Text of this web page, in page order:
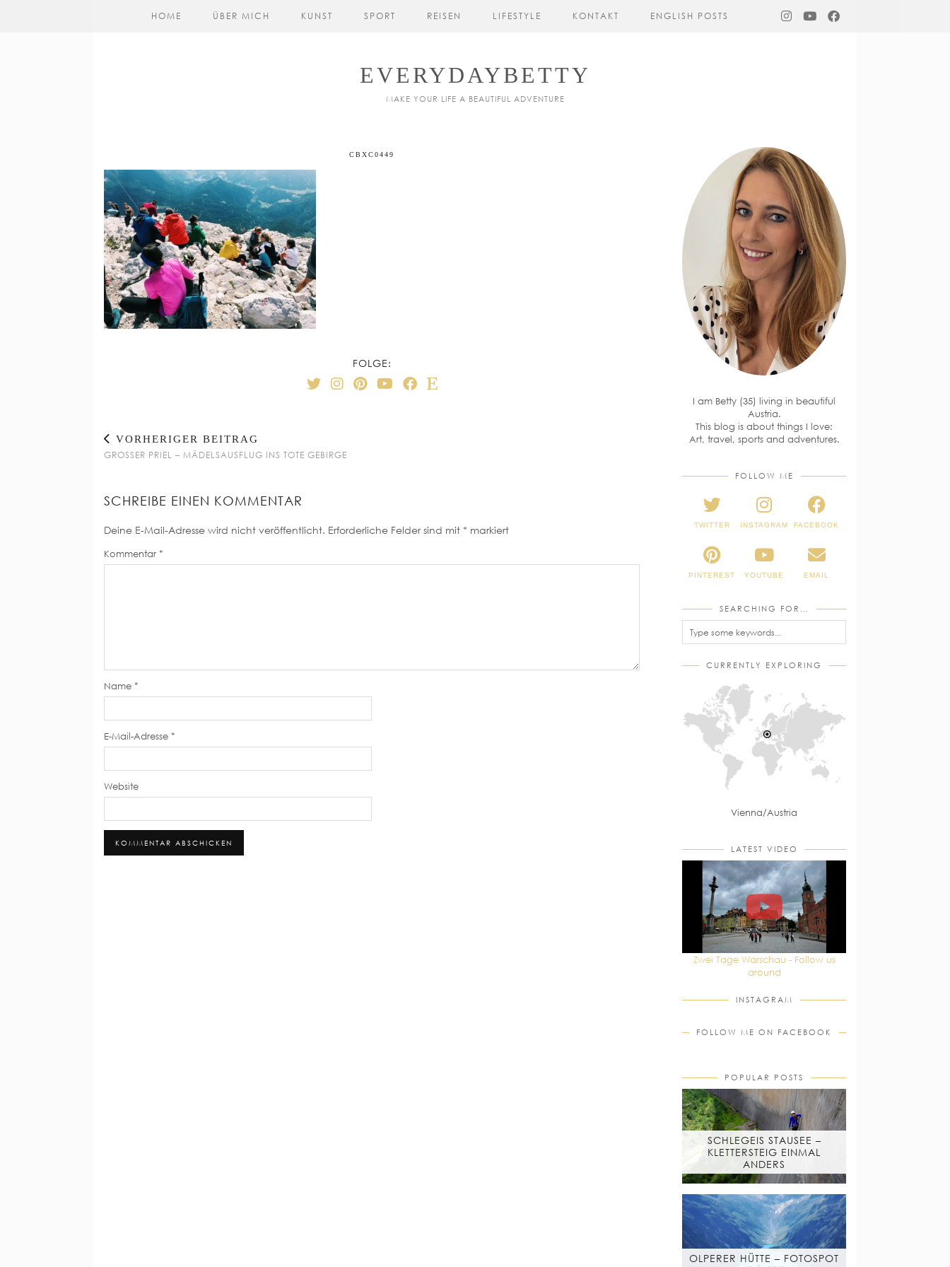
EVERYDAYBETTY
MAKE YOUR LIFE A BEAUTIFUL ADVENTURE
HOME ÜBER MICH KUNST SPORT REISEN LIFESTYLE KONTAKT ENGLISH POSTS
CBXC0449
FOLGE:
VORHERIGER BEITRAG
GROSSER PRIEL – MÄDELSAUSFLUG INS TOTE GEBIRGE
SCHREIBE EINEN KOMMENTAR
Deine E-Mail-Adresse wird nicht veröffentlicht. Erforderliche Felder sind mit * markiert
Kommentar *
Name *
E-Mail-Adresse *
Website
I am Betty (35) living in beautiful
Austria.
This blog is about things I love:
Art, travel, sports and adventures.
FOLLOW ME
TWITTER INSTAGRAM FACEBOOK
PINTEREST YOUTUBE EMAIL
SEARCHING FOR…
CURRENTLY EXPLORING
Vienna/Austria
LATEST VIDEO
Zwei Tage Warschau - Follow us
around
INSTAGRAM
FOLLOW ME ON FACEBOOK
POPULAR POSTS
SCHLEGEIS STAUSEE –
KLETTERSTEIG EINMAL
ANDERS
OLPERER HÜTTE – FOTOSPOT